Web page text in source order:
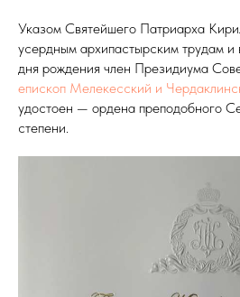
Указом Святейшего Патриарха
усердным архипастырским трудам
дня рождения член Президиума
епископ Мелекесский и
удостоен — ордена преподобного
степени.